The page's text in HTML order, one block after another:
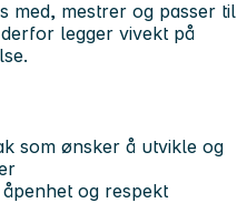
med, mestrer og passer til
legger vivekt på
som ønsker å utvikle og
og respekt